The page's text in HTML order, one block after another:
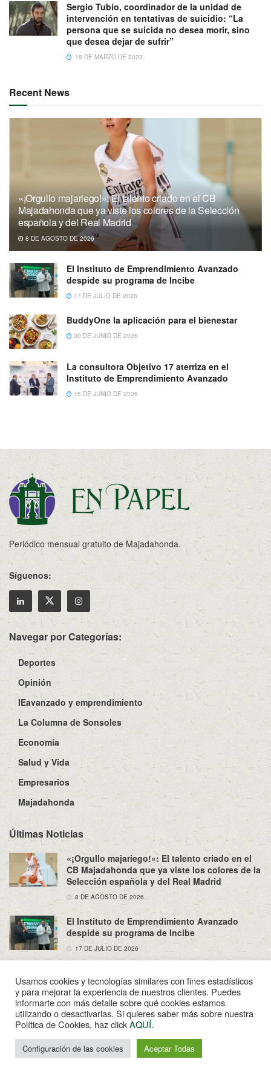
Sergio Tubío, coordinador de la unidad de
intervención en tentativas de suicidio: “La
persona que se suicida no desea morir, sino
que desea dejar de sufrir”
18 DE MARZO DE 2023
Recent News
«¡Orgullo majariego!»: El talento criado en el CB
Majadahonda que ya viste los colores de la Selección
española y del Real Madrid
8 DE AGOSTO DE 2026
El Instituto de Emprendimiento Avanzado
despide su programa de Incibe
17 DE JULIO DE 2026
BuddyOne la aplicación para el bienestar
30 DE JUNIO DE 2026
La consultora Objetivo 17 aterriza en el
Instituto de Emprendimiento Avanzado
15 DE JUNIO DE 2026
Periódico mensual gratuito de Majadahonda.
Síguenos:
Navegar por Categorías:
Deportes
Opinión
IEavanzado y emprendimiento
La Columna de Sonsoles
Economía
Salud y Vida
Empresarios
Majadahonda
Últimas Noticias
«¡Orgullo majariego!»: El talento criado en el
CB Majadahonda que ya viste los colores de la
Selección española y del Real Madrid
8 DE AGOSTO DE 2026
El Instituto de Emprendimiento Avanzado
despide su programa de Incibe
17 DE JULIO DE 2026
Sobre Nosotros Política de Privacidad
Aviso Legal
Contacto
© 2022Enpapel- Tu periodico de Madahonda.
Usamos cookies y tecnologías similares con fines estadísticos
y para mejorar la experiencia de nuestros clientes. Puedes
informarte con más detalle sobre qué cookies estamos
utilizando o desactivarlas. Si quieres saber más sobre nuestra
Política de Cookies, haz clickAQUÍ.
Configuración de las cookies Aceptar Todas